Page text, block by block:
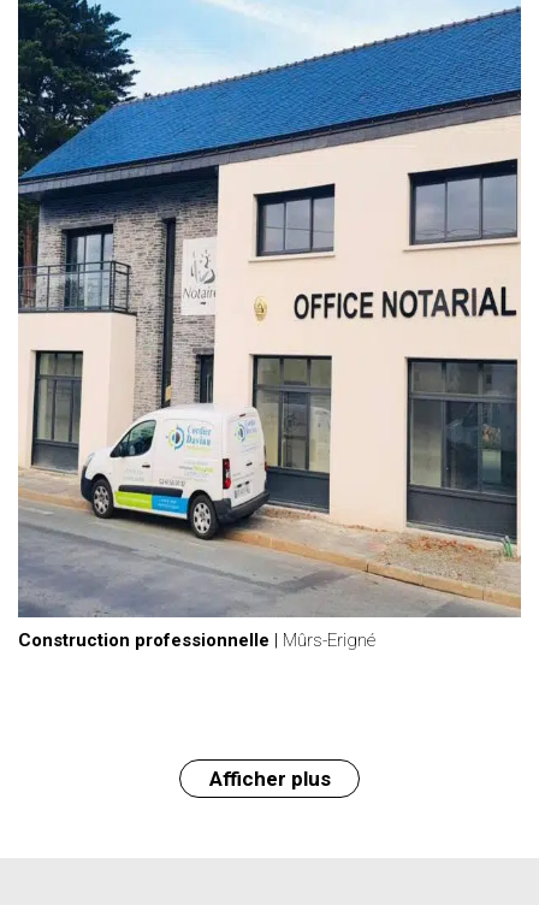
Construction professionnelle | Mûrs-Erigné
Afficher plus